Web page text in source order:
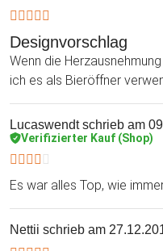
Designvorschlag
Wenn die
ich es als Bieröffner
Lucaswendtschrieb am
Verifizierter Kauf (Shop)
Es war alles Top, wie
Nettii schrieb am